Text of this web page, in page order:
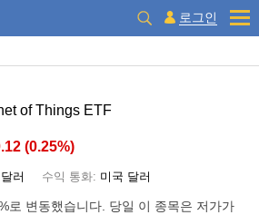
로그인
of Things ETF
(0.25%)
러 수익 통화: 미국 달러
로 변동했습니다. 당일 이 종목은 저가가